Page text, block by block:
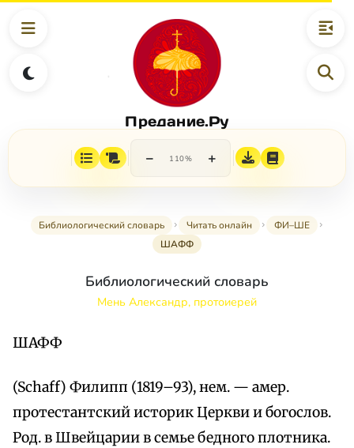
Предание.Ру
− 110% +
Библиологический словарь Читать онлайн
ФИ–ШЕ
ШАФФ
Библиологический словарь
Мень Александр, протоиерей
ШАФФ
(Schaff) Филипп (1819–93), нем. — амер.
протестантский историк Церкви и богослов.
Род. в Швейцарии в семье бедного плотника.